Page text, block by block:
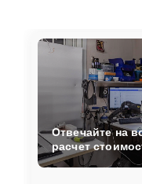
Отвечайте на
расчет